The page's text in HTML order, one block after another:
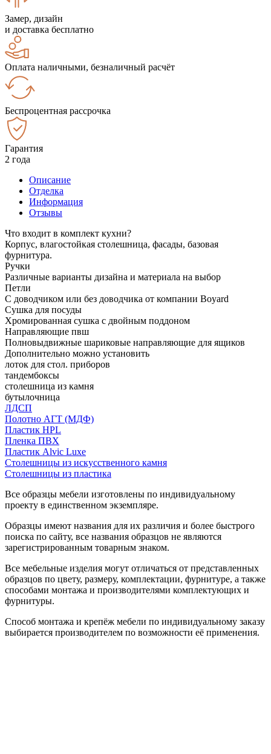
Замер, дизайн
и доставка бесплатно
Оплата наличными, безналичный расчёт
Беспроцентная рассрочка
Гарантия
2 года
Описание
Отделка
Информация
Отзывы
Что входит в комплект кухни?
Корпус, влагостойкая столешница, фасады, базовая
фурнитура.
Ручки
Различные варианты дизайна и материала на выбор
Петли
С доводчиком или без доводчика от компании Boyard
Сушка для посуды
Хромированная сушка с двойным поддоном
Направляющие пвш
Полновыдвижные шариковые направляющие для ящиков
Дополнительно можно установить
лоток для стол. приборов
тандембоксы
столешница из камня
бутылочница
ЛДСП
Полотно АГТ (МДФ)
Пластик HPL
Пленка ПВХ
Пластик Alvic Luxe
Столешницы из искусственного камня
Столешницы из пластика
Все образцы мебели изготовлены по индивидуальному
проекту в единственном экземпляре.
Образцы имеют названия для их различия и более быстрого
поиска по сайту, все названия образцов не являются
зарегистрированным товарным знаком.
Все мебельные изделия могут отличаться от представленных
образцов по цвету, размеру, комплектации, фурнитуре, а также
способами монтажа и производителями комплектующих и
фурнитуры.
Способ монтажа и крепёж мебели по индивидуальному заказу
выбирается производителем по возможности её применения.